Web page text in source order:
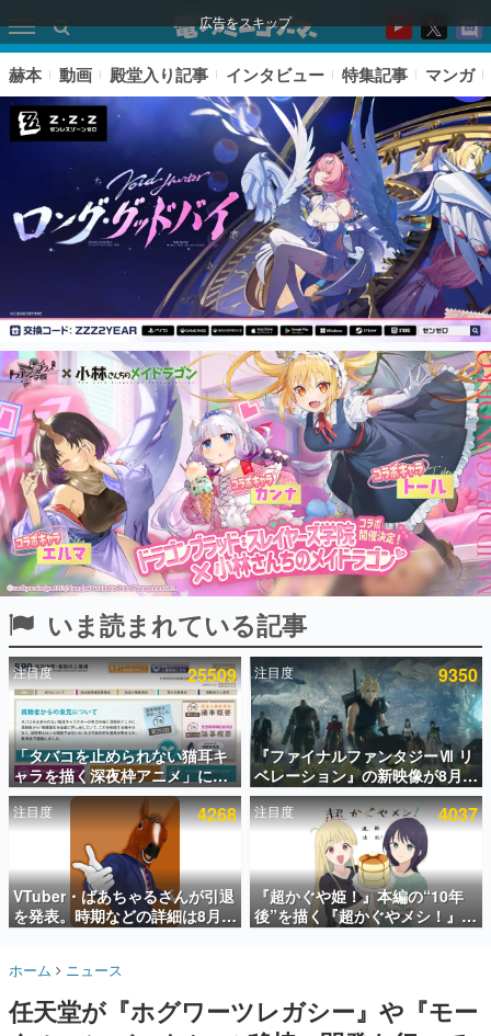
広告をスキップ
ピックアップ
電ファミのいま読まれている記事ランキング
アプリセール情報
インタビュー
連載・特集一覧
殿堂入り記事
SNS拡散数が数千以上！ ページビュー数万以上！ などな
ど。多くの人々に読まれた、電ファミ渾身の“殿堂入り”記
事をまとめました。
ゲームの企画書
名作ゲームクリエイターの方々に製作時のエピソードをお
聞きし、ヒットする企画（ゲーム）とは何か？を探ってい
きます。
赫本
この物語を解いてはいけない。『赫本』は、〈試験問題〉
の形をした短編ホラー小説集です。
新世代に訊く
これからのデジタルゲーム市場を担う若きクリエイター達
の姿を追い、彼らのルーツと情熱を探っていきます。
ゲームに多大な影響を受けた作家さんに取材し、ゲームが
日本のコンテンツ産業やカルチャーに与えた影響を探る企
画です。
赫本 動画 殿堂入り記事 インタビュー 特集記事 マンガ
いま読まれている記事
注目度 25509
「タバコを止められない猫耳キ
ャラを描く深夜枠アニメ」に視
聴者の一部から批判意見。違法
薬物の使用と思しき描写も含め
て、BPOが議論を交わす
注目度 9350
『ファイナルファンタジーⅦ リ
ベレーション』の新映像が8月
26日早朝に公開へ。『FF7』リ
メイクシリーズの完結編、
「gamescom」のオープニング
ナイトライブにてディレクター
の浜口直樹氏が登壇する予定
注目度 4268
VTuber・ばあちゃるさんが引退
を発表。時期などの詳細は8月9
日15時からの配信で説明
注目度 4037
『超かぐや姫！』本編の“10年
後”を描く『超かぐやメシ！』
Web連載決定。新たなWebマン
ホーム ニュース
任天堂が『ホグワーツレガシー』や『モー